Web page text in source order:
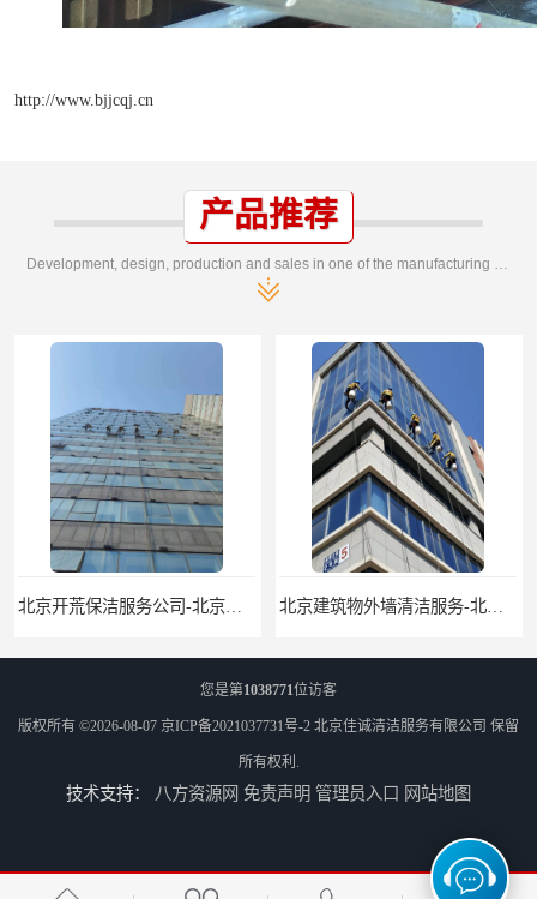
http://www.bjjcqj.cn
产品推荐
您是第1038771位访客
版权所有 ©2026-08-07 京ICP备2021037731号-2 北京佳诚清洁服务有限公司 保留
所有权利.
技术支持： 八方资源网 免责声明 管理员入口 网站地图